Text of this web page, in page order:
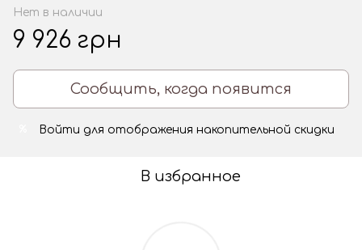
Нет в наличии
9 926 грн
Сообщить, когда появится
Войти для отображения накопительной скидки
В избранное